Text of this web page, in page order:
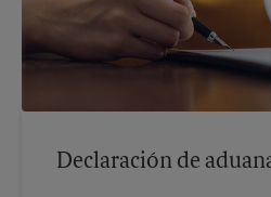
Declaración de